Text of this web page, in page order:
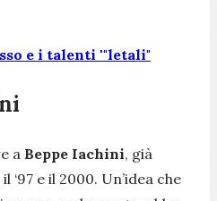
e i talenti '"letali"
a Beppe Iachini, già
e il 2000. Un’idea che